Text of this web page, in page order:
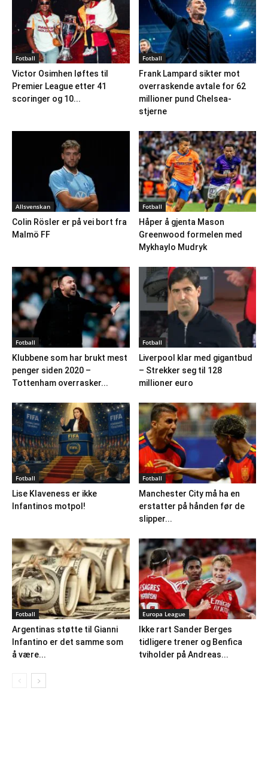
Fotball
Victor Osimhen løftes til
Premier League etter 41
scoringer og 10...
Fotball
Frank Lampard sikter mot
overraskende avtale for 62
millioner pund Chelsea-
stjerne
Allsvenskan
Colin Rösler er på vei bort fra
Malmö FF
Fotball
Håper å gjenta Mason
Greenwood formelen med
Mykhaylo Mudryk
Fotball
Klubbene som har brukt mest
penger siden 2020 –
Tottenham overrasker...
Fotball
Liverpool klar med gigantbud
– Strekker seg til 128
millioner euro
Fotball
Lise Klaveness er ikke
Infantinos motpol!
Fotball
Manchester City må ha en
erstatter på hånden før de
slipper...
Fotball
Argentinas støtte til Gianni
Infantino er det samme som
å være...
Europa League
Ikke rart Sander Berges
tidligere trener og Benfica
tviholder på Andreas...